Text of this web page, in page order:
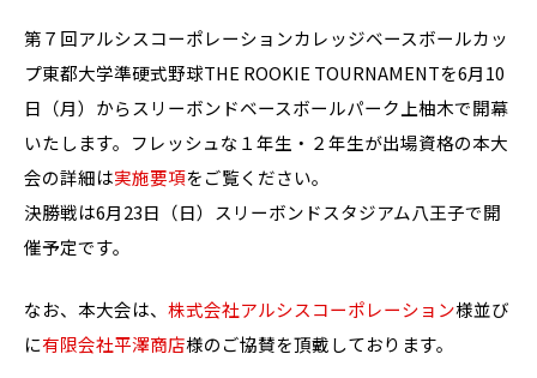
第７回アルシスコーポレーションカレッジベースボールカッ
プ東都大学準硬式野球THE ROOKIE TOURNAMENTを6月10
日（月）からスリーボンドベースボールパーク上柚木で開幕
いたします。フレッシュな１年生・２年生が出場資格の本大
会の詳細は実施要項をご覧ください。
決勝戦は6月23日（日）スリーボンドスタジアム八王子で開
催予定です。
なお、本大会は、 株式会社アルシスコーポレーション様並び
に有限会社平澤商店様のご協賛を頂戴しております。